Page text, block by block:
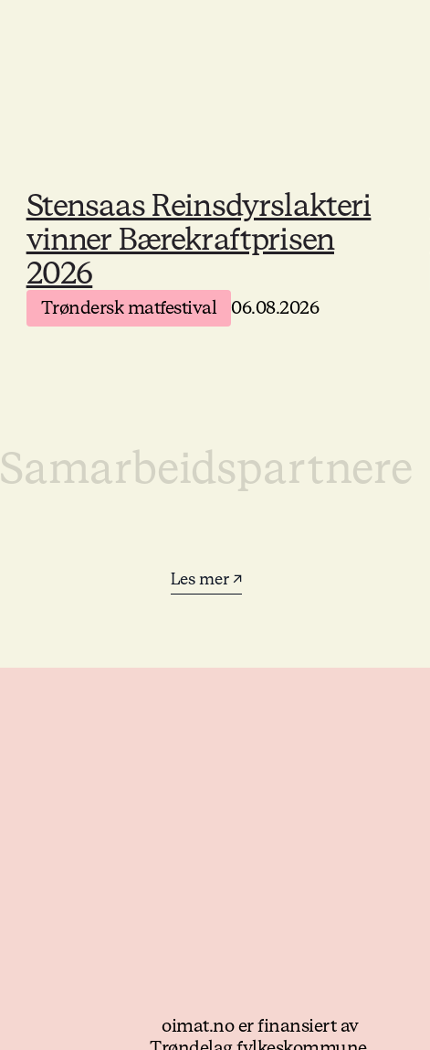
Stensaas Reinsdyrslakteri
vinner Bærekraftprisen
2026
Trøndersk matfestival 06.08.2026
Samarbeidspartnere
Les mer ↗
oimat.no er finansiert av